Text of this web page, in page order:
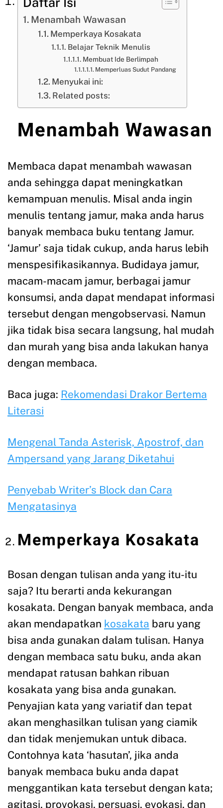
Menambah Wawasan
Memperkaya Kosakata
Belajar Teknik Menulis
Membuat Ide Berlimpah
Memperluas Sudut Pandang
Menyukai ini:
Related posts:
Menambah Wawasan
Membaca dapat menambah wawasan
anda sehingga dapat meningkatkan
kemampuan menulis. Misal anda ingin
menulis tentang jamur, maka anda harus
banyak membaca buku tentang Jamur.
‘Jamur’ saja tidak cukup, anda harus lebih
menspesifikasikannya. Budidaya jamur,
macam-macam jamur, berbagai jamur
konsumsi, anda dapat mendapat informasi
tersebut dengan mengobservasi. Namun
jika tidak bisa secara langsung, hal mudah
dan murah yang bisa anda lakukan hanya
dengan membaca.
Baca juga: Rekomendasi Drakor Bertema
Literasi
Mengenal Tanda Asterisk, Apostrof, dan
Ampersand yang Jarang Diketahui
Penyebab Writer’s Block dan Cara
Mengatasinya
Memperkaya Kosakata
Bosan dengan tulisan anda yang itu-itu
saja? Itu berarti anda kekurangan
kosakata. Dengan banyak membaca, anda
akan mendapatkan kosakata baru yang
bisa anda gunakan dalam tulisan. Hanya
dengan membaca satu buku, anda akan
mendapat ratusan bahkan ribuan
kosakata yang bisa anda gunakan.
Penyajian kata yang variatif dan tepat
akan menghasilkan tulisan yang ciamik
dan tidak menjemukan untuk dibaca.
Contohnya kata ‘hasutan’, jika anda
banyak membaca buku anda dapat
menggantikan kata tersebut dengan kata;
agitasi, provokasi, persuasi, evokasi, dan